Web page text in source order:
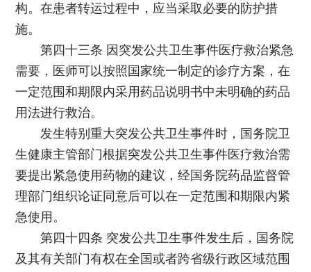
构。在患者转运过程中，应当采取必要的防护措
施。
第四十三条 因突发公共卫生事件医疗救治紧急
需要，医师可以按照国家统一制定的诊疗方案，在
一定范围和期限内采用药品说明书中未明确的药品
用法进行救治。
发生特别重大突发公共卫生事件时，国务院卫
生健康主管部门根据突发公共卫生事件医疗救治需
要提出紧急使用药物的建议，经国务院药品监督管
理部门组织论证同意后可以在一定范围和期限内紧
急使用。
第四十四条 突发公共卫生事件发生后，国务院
及其有关部门有权在全国或者跨省级行政区域范围